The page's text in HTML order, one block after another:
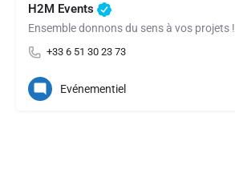
H2M Events
Ensemble donnons du sens à vos projets !
+33 6 51 30 23 73
Evénementiel